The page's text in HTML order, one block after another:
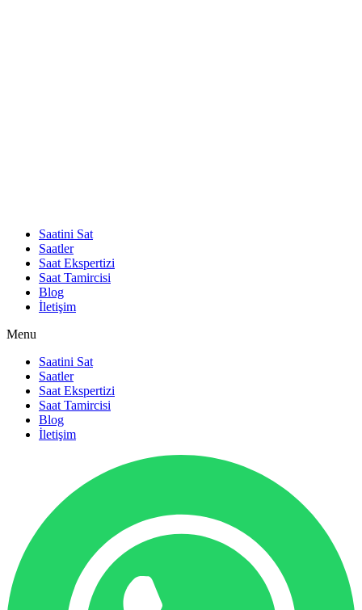
Saatini Sat
Saatler
Saat Ekspertizi
Saat Tamircisi
Blog
İletişim
Menu
Saatini Sat
Saatler
Saat Ekspertizi
Saat Tamircisi
Blog
İletişim